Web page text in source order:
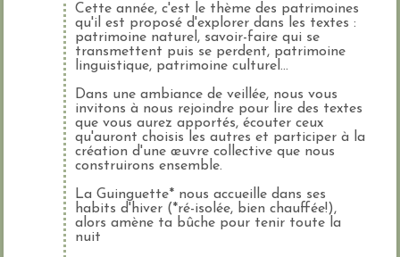
Cette année, c'est le thème des patrimoines
qu'il est proposé d'explorer dans les textes :
patrimoine naturel, savoir-faire qui se
transmettent puis se perdent, patrimoine
linguistique, patrimoine culturel...
Dans une ambiance de veillée, nous vous
invitons à nous rejoindre pour lire des textes
que vous aurez apportés, écouter ceux
qu'auront choisis les autres et participer à la
création d'une œuvre collective que nous
construirons ensemble.
La Guinguette* nous accueille dans ses
habits d'hiver (*ré-isolée, bien chauffée!),
alors amène ta bûche pour tenir toute la
nuit